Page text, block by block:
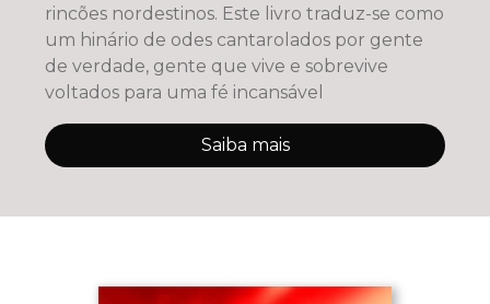
rincões nordestinos. Este livro traduz-se como
um hinário de odes cantarolados por gente
de verdade, gente que vive e sobrevive
voltados para uma fé incansável
Saiba mais